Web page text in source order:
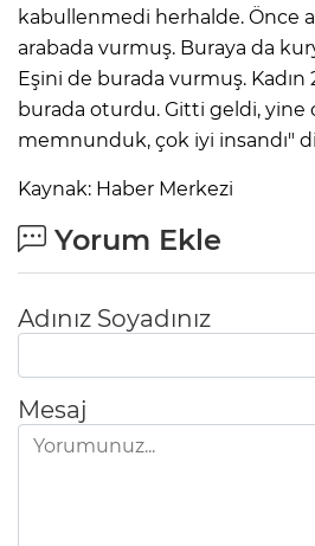
kabullenmedi herhalde. Önce
arabada vurmuş. Buraya da
Eşini de burada vurmuş. Kadın
burada oturdu. Gitti geldi, yine
memnunduk, çok iyi insandı"
Kaynak: Haber Merkezi
Yorum Ekle
Adınız Soyadınız
Mesaj